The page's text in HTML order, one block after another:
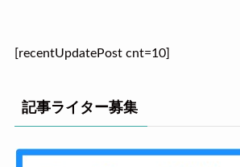
[recentUpdatePost cnt=10]
記事ライター募集